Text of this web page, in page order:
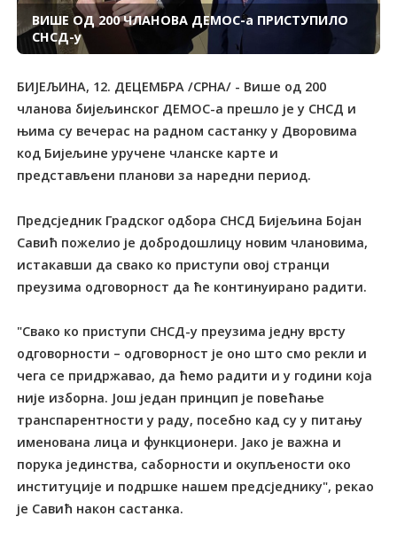
ВИШЕ ОД 200 ЧЛАНОВА ДЕМОС-а ПРИСТУПИЛО
СНСД-у
БИЈЕЉИНА, 12. ДЕЦЕМБРА /СРНА/ - Више од 200
чланова бијељинског ДЕМОС-а прешло је у СНСД и
њима су вечерас на радном састанку у Дворовима
код Бијељине уручене чланске карте и
представљени планови за наредни период.
Предсједник Градског одбора СНСД Бијељина Бојан
Савић пожелио је добродошлицу новим члановима,
истакавши да свако ко приступи овој странци
преузима одговорност да ће континуирано радити.
"Свако ко приступи СНСД-у преузима једну врсту
одговорности – одговорност је оно што смо рекли и
чега се придржавао, да ћемо радити и у години која
није изборна. Још један принцип је повећање
транспарентности у раду, посебно кад су у питању
именована лица и функционери. Јако је важна и
порука јединства, саборности и окупљености око
институције и подршке нашем предсједнику", рекао
је Савић након састанка.